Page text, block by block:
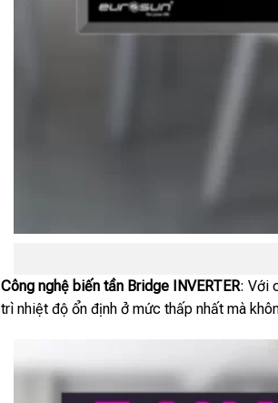
Công nghệ biến tần Bridge INVERTER: Với
trì nhiệt độ ổn định ở mức thấp nhất mà